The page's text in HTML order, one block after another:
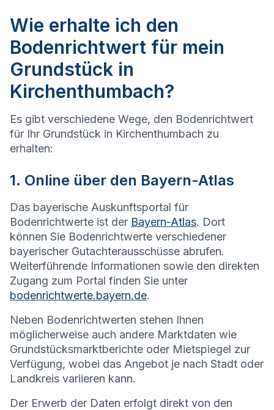
Wie erhalte ich den
Bodenrichtwert für mein
Grundstück in
Kirchenthumbach?
Es gibt verschiedene Wege, den Bodenrichtwert
für Ihr Grundstück in Kirchenthumbach zu
erhalten:
1. Online über den Bayern-Atlas
Das bayerische Auskunftsportal für
Bodenrichtwerte ist der Bayern-Atlas. Dort
können Sie Bodenrichtwerte verschiedener
bayerischer Gutachterausschüsse abrufen.
Weiterführende Informationen sowie den direkten
Zugang zum Portal finden Sie unter
bodenrichtwerte.bayern.de.
Neben Bodenrichtwerten stehen Ihnen
möglicherweise auch andere Marktdaten wie
Grundstücksmarktberichte oder Mietspiegel zur
Verfügung, wobei das Angebot je nach Stadt oder
Landkreis variieren kann.
Der Erwerb der Daten erfolgt direkt von den